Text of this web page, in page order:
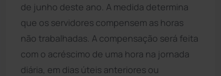
de junho deste ano. A medida determina
que os servidores compensem as horas
não trabalhadas. A compensação será feita
com o acréscimo de uma hora na jornada
diária, em dias úteis anteriores ou